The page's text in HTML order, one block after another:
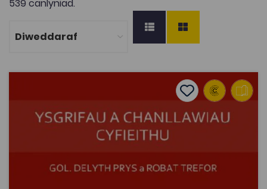
539 canlyniad.
Ysgrifau a Chanllawiau Cyfieithu – Delyth Prys a Robat
Add to favourites
Add to favourites
Ysgrifau a Chanllawiau Cyfieithu – Delyth Prys
a Robat Trefor
Cymraeg
Ieithyddiaeth